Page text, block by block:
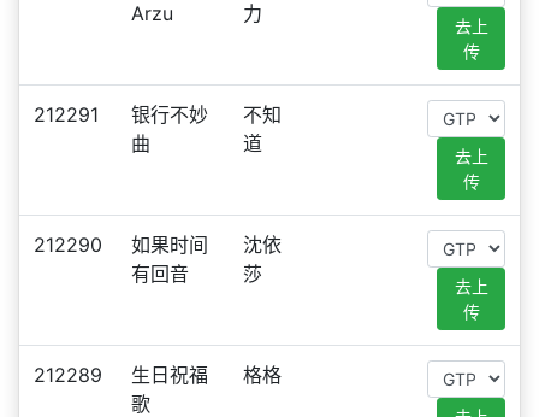
Arzu
力
去上
传
212291
银行不妙
曲
不知
道
去上
传
212290
如果时间
有回音
沈依
莎
去上
传
212289
生日祝福
歌
格格